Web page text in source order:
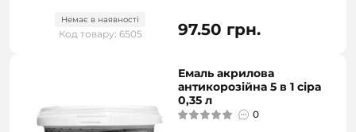
Немає в наявності
Код товару: 6505 97.50 грн.
Емаль акрилова
антикорозійна 5 в 1 сіра
0,35 л
0